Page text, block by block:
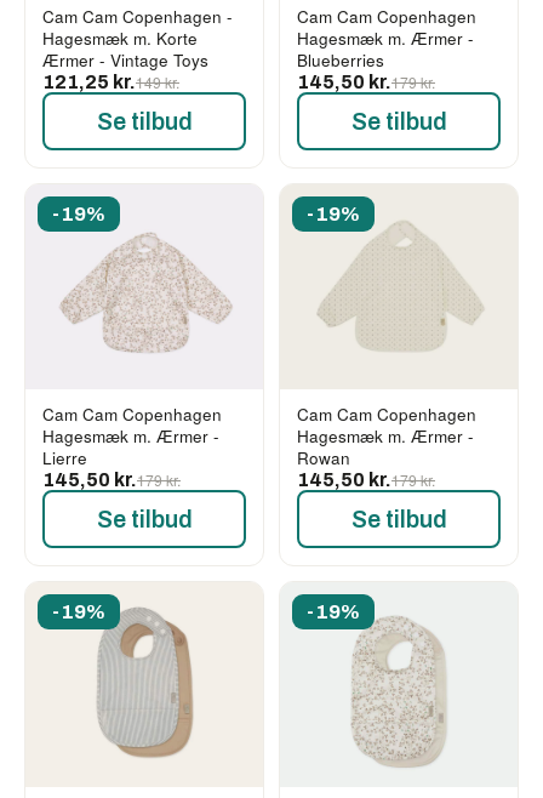
Cam Cam Copenhagen -
Hagesmæk m. Korte
Ærmer - Vintage Toys
121,25 kr.149 kr.
Se tilbud
Cam Cam Copenhagen
Hagesmæk m. Ærmer -
Blueberries
145,50 kr.179 kr.
Se tilbud
-19%
Cam Cam Copenhagen
Hagesmæk m. Ærmer -
Lierre
145,50 kr.179 kr.
Se tilbud
-19%
Cam Cam Copenhagen
Hagesmæk m. Ærmer -
Rowan
145,50 kr.179 kr.
Se tilbud
-19% -19%